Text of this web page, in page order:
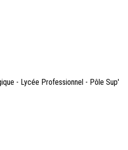
- Lycée Professionnel - Pôle Sup'